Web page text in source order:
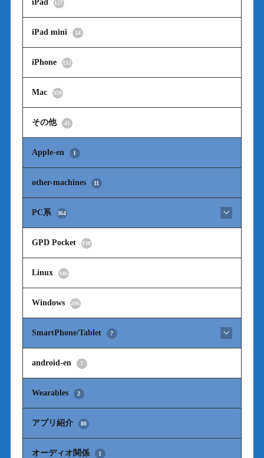
iPad 127
iPad mini 14
iPhone 152
Mac 359
その他 41
Apple-en 1
other-machines 11
PC系 364
GPD Pocket 138
Linux 146
Windows 286
SmartPhone/Tablet 7
android-en 7
Wearables 2
アプリ紹介 80
オーディオ関係 1